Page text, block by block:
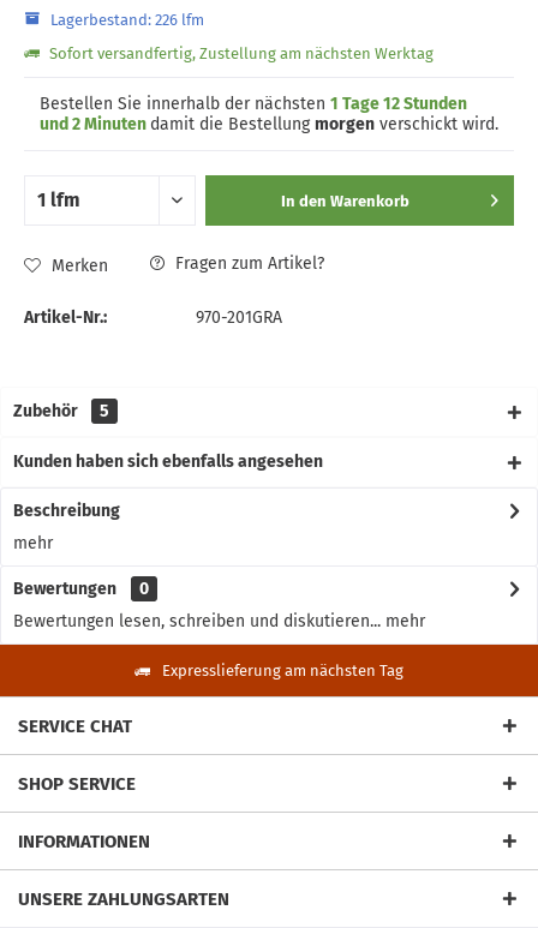
Lagerbestand: 226 lfm
Sofort versandfertig, Zustellung am nächsten Werktag
Bestellen Sie innerhalb der nächsten 1 Tage 12 Stunden
und 2 Minuten damit die Bestellungmorgen verschickt wird.
In den Warenkorb
Merken Fragen zum Artikel?
Artikel-Nr.: 970-201GRA
Zubehör 5
Kunden haben sich ebenfalls angesehen
Beschreibung
mehr
Bewertungen
0
Bewertungen lesen, schreiben und diskutieren... mehr
Expresslieferung am nächsten Tag
SERVICE CHAT
SHOP SERVICE
INFORMATIONEN
UNSERE ZAHLUNGSARTEN